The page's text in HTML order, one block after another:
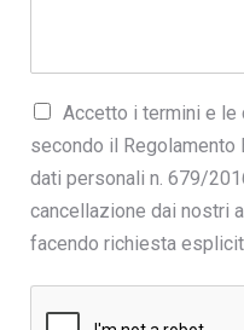
Accetto i termini e le
secondo il Regolamento
dati personali n. 679/
cancellazione dai nostri
facendo richiesta